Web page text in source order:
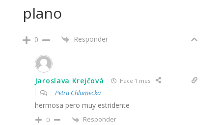
plano
0 Responder
Jaroslava Krejčová Hace 1 mes
Petra Chlumecka
hermosa pero muy estridente
0 Responder